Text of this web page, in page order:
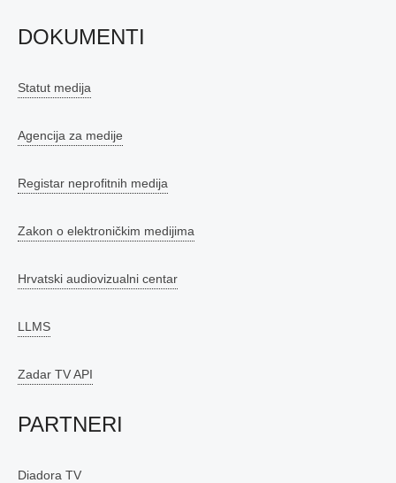
DOKUMENTI
Statut medija
Agencija za medije
Registar neprofitnih medija
Zakon o elektroničkim medijima
Hrvatski audiovizualni centar
LLMS
Zadar TV API
PARTNERI
Diadora TV